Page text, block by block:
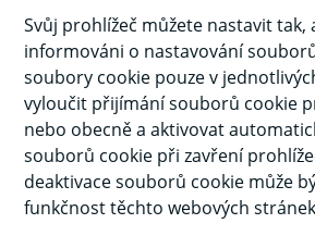
Svůj prohlížeč můžete nastavit tak,
informováni o nastavování
soubory cookie pouze v
vyloučit přijímání souborů cookie
nebo obecně a aktivovat
souborů cookie při zavření
deaktivace souborů cookie může
funkčnost těchto webových